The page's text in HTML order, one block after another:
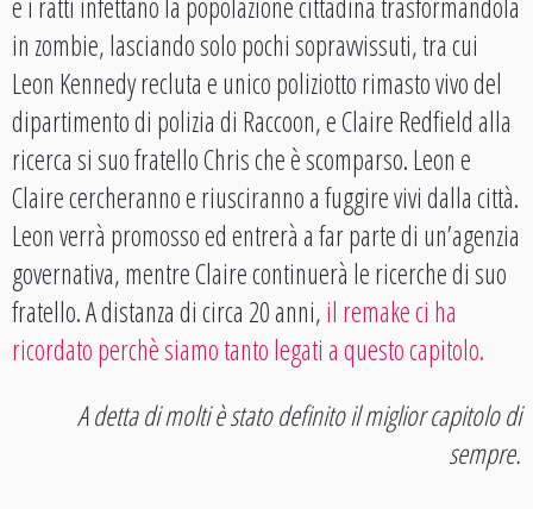
in zombie, lasciando solo pochi sopravvissuti, tra cui
Leon Kennedy recluta e unico poliziotto rimasto vivo del
dipartimento di polizia di Raccoon, e Claire Redfield alla
ricerca si suo fratello Chris che è scomparso. Leon e
Claire cercheranno e riusciranno a fuggire vivi dalla città.
Leon verrà promosso ed entrerà a far parte di un’agenzia
governativa, mentre Claire continuerà le ricerche di suo
fratello. A distanza di circa 20 anni,il remake ci ha
ricordato perchè siamo tanto legati a questo capitolo.
A detta di molti è stato definito il miglior capitolo di
sempre.